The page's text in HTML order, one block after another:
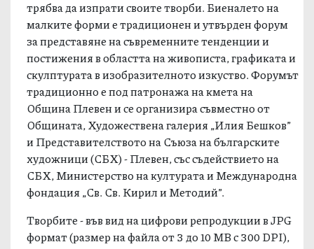
трябва да изпрати своите творби. Биеналето на
малките форми е традиционен и утвърден форум
за представяне на съвременните тенденции и
постижения в областта на живописта, графиката и
скулптурата в изобразителното изкуство. Форумът
традиционно е под патронажа на кмета на
Община Плевен и се организира съвместно от
Общината, Художествена галерия „Илия Бешков”
и Представителството на Съюза на българските
художници (СБХ) - Плевен, със съдействието на
СБХ, Министерство на културата и Международна
фондация „Св. Св. Кирил и Методий”.
Творбите - във вид на цифрови репродукции в JPG
формат (размер на файла от 3 до 10 МВ с 300 DPI),